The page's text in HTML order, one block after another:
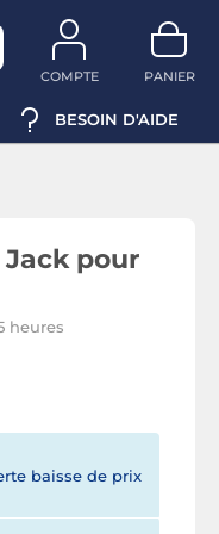
COMPTE PANIER
BESOIN D'AIDE
pour
heures
baisse de prix